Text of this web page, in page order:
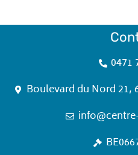
0471
Boulevard du Nord 21,